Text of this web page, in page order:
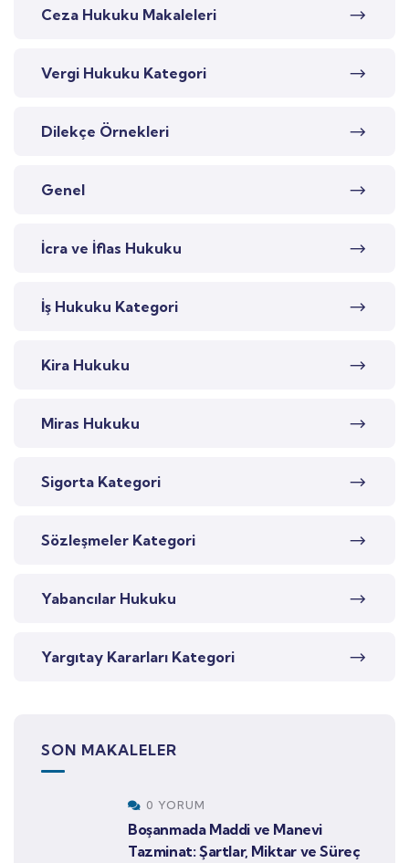
Ceza Hukuku Makaleleri
Vergi Hukuku Kategori
Dilekçe Örnekleri
Genel
İcra ve İflas Hukuku
İş Hukuku Kategori
Kira Hukuku
Miras Hukuku
Sigorta Kategori
Sözleşmeler Kategori
Yabancılar Hukuku
Yargıtay Kararları Kategori
SON MAKALELER
0 YORUM
Boşanmada Maddi ve Manevi
Tazminat: Şartlar, Miktar ve Süreç